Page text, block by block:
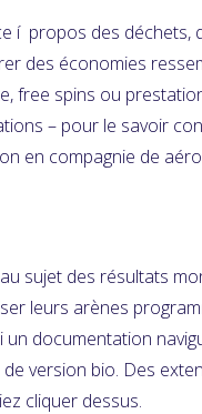
í propos des
des économies
free spins ou
– pour le savoir
en compagnie de
sujet des résultats
leurs arènes
documentation
version bio. Des
cliquer dessus.